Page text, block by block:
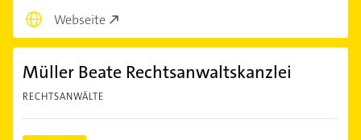
Webseite
Müller Beate Rechtsanwaltskanzlei
RECHTSANWÄLTE